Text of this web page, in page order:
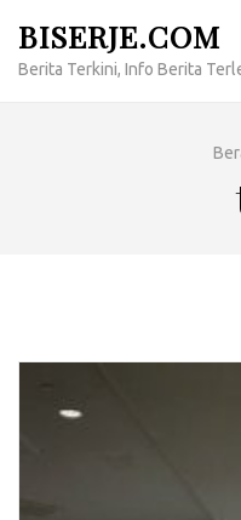
konten
BISERJE.COM
Berita Terkini, Info Berita